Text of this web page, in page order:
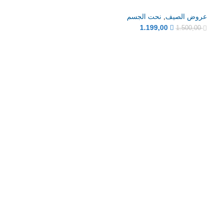
عروض الصيف نحت الجسم
1.500,00
1.199,00